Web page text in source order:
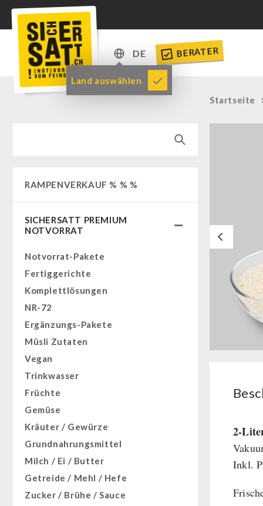
DE
DE
EN
Land auswählen
BERATER
RAMPENVERKAUF % % %
SICHERSATT PREMIUM
NOTVORRAT
Notvorrat-Pakete
Fertiggerichte
Komplettlösungen
NR-72
Ergänzungs-Pakete
Müsli Zutaten
Vegan
Trinkwasser
Früchte
Gemüse
Kräuter / Gewürze
Grundnahrungsmittel
Milch / Ei / Butter
Getreide / Mehl / Hefe
Zucker / Brühe / Sauce
Startseite
2-
Inkl.